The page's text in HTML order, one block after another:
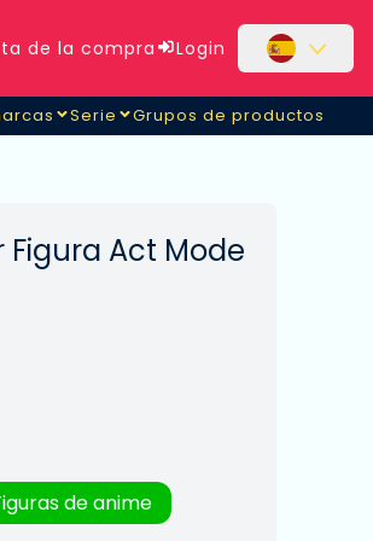
de la compra Login
Serie Grupos de productos
Act Mode
de anime